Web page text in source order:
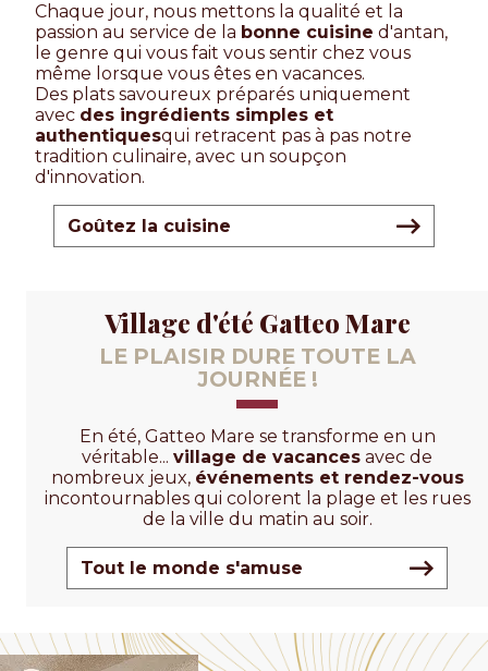
Chaque jour, nous mettons la qualité et la
passion au service de la bonne cuisine d'antan,
le genre qui vous fait vous sentir chez vous
même lorsque vous êtes en vacances.
Des plats savoureux préparés uniquement
avec des ingrédients simples et
authentiquesqui retracent pas à pas notre
tradition culinaire, avec un soupçon
d'innovation.
Goûtez la cuisine
Village d'été Gatteo Mare
LE PLAISIR DURE TOUTE LA
JOURNÉE !
En été, Gatteo Mare se transforme en un
véritable... village de vacances avec de
nombreux jeux, événements et rendez-vous
incontournables qui colorent la plage et les rues
de la ville du matin au soir.
Tout le monde s'amuse